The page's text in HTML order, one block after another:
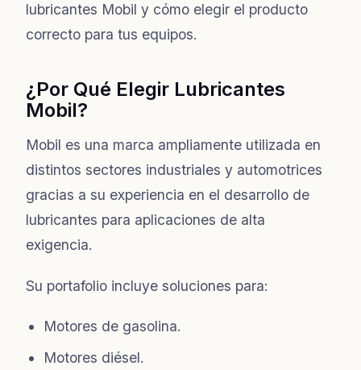
lubricantes Mobil y cómo elegir el producto
correcto para tus equipos.
¿Por Qué Elegir Lubricantes
Mobil?
Mobil es una marca ampliamente utilizada en
distintos sectores industriales y automotrices
gracias a su experiencia en el desarrollo de
lubricantes para aplicaciones de alta
exigencia.
Su portafolio incluye soluciones para:
Motores de gasolina.
Motores diésel.